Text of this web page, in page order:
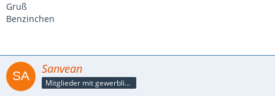
Gruß
Benzinchen
Sanvean
Mitglieder mit gewerblicher Verbindung, auch als Mitarbeiter/in